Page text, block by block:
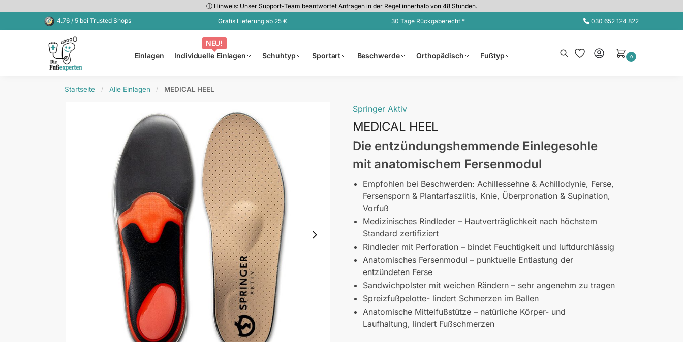
ⓘ Hinweis: Unser Support-Team beantwortet Anfragen in der Regel innerhalb von 48 Stunden.
4.76 / 5 bei Trusted Shops
Gratis Lieferung ab 25 € 30 Tage Rückgaberecht * 030 652 124 822
Einlagen
NEU!
Individuelle Einlagen
Schuhtyp Sportart Beschwerde Orthopädisch Fußtyp
Kürzlich hinzugefügt
Suche
0
Startseite / Alle Einlagen / MEDICAL HEEL
Springer Aktiv
MEDICAL HEEL
Die entzündungshemmende Einlegesohle
mit anatomischem Fersenmodul
Empfohlen bei Beschwerden: Achillessehne & Achillodynie, Ferse,
Fersensporn & Plantarfasziitis, Knie, Überpronation & Supination,
Vorfuß
Medizinisches Rindleder – Hautverträglichkeit nach höchstem
Standard zertifiziert
Rindleder mit Perforation – bindet Feuchtigkeit und luftdurchlässig
Anatomisches Fersenmodul – punktuelle Entlastung der
entzündeten Ferse
Sandwichpolster mit weichen Rändern – sehr angenehm zu tragen
Spreizfußpelotte- lindert Schmerzen im Ballen
Anatomische Mittelfußstütze – natürliche Körper- und
Laufhaltung, lindert Fußschmerzen